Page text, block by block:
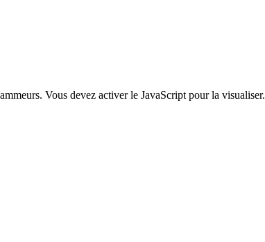
Vous devez activer le JavaScript pour la visualiser.